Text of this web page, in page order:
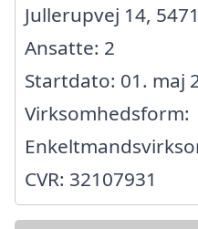
Jullerupvej 14,
Ansatte: 2
Startdato: 01. maj
Virksomhedsform:
CVR: 32107931